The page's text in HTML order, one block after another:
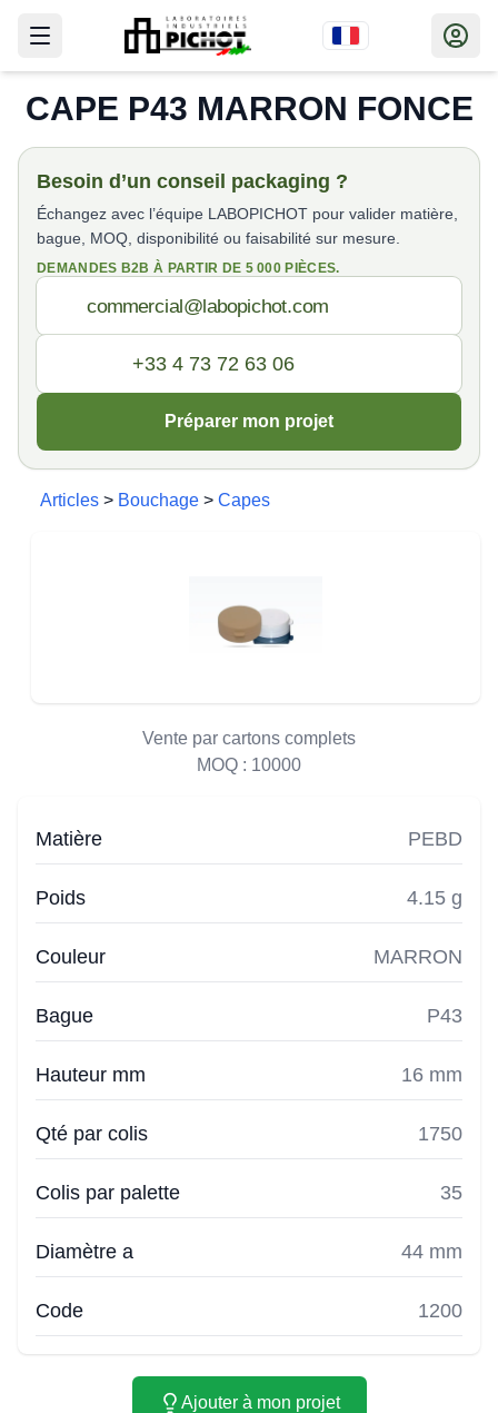
CAPE P43 MARRON FONCE
Besoin d’un conseil packaging ?
Échangez avec l’équipe LABOPICHOT pour valider matière,
bague, MOQ, disponibilité ou faisabilité sur mesure.
DEMANDES B2B À PARTIR DE 5 000 PIÈCES.
Préparer mon projet
Articles > Bouchage > Capes
Vente par cartons complets
MOQ : 10000
Matière PEBD
Poids 4.15 g
Couleur MARRON
Bague P43
Hauteur mm 16 mm
Qté par colis 1750
Colis par palette 35
Diamètre a 44 mm
Code 1200
Ajouter à mon projet